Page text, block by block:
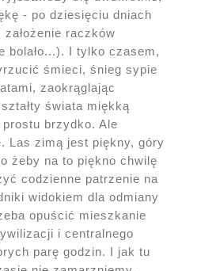
- po dziesięciu dniach
raczków
bolało...). I tylko czasem,
śmieci, śnieg sypie
zaokrąglając
świata miękką
brzydko. Ale
Las zimą jest piękny, góry
żeby na to piękno chwilę
codzienne patrzenie na
widokiem dla odmiany
opuścić mieszkanie
i centralnego
parę godzin. I jak tu